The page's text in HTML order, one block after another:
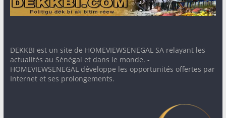
DEKKBI est un site de HOMEVIEWSENEGAL SA relayant les
actualités au Sénégal et dans le monde. -
HOMEVIEWSENEGAL développe les opportunités offertes par
Internet et ses prolongements.